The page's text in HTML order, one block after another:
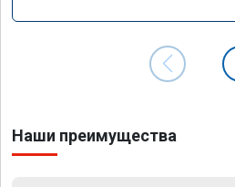
Наши преимущества